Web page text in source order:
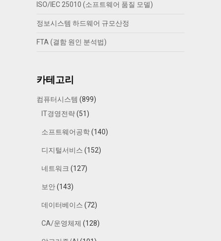
ISO/IEC 25010 (소프트웨어 품질 모델)
정보시스템 하드웨어 규모산정
FTA (결함 원인 분석법)
카테고리
컴퓨터시스템 (899)
IT경영전략(51)
소프트웨어공학(140)
디지털서비스 (152)
네트워크 (127)
보안(143)
데이터베이스 (72)
CA/운영체제 (128)